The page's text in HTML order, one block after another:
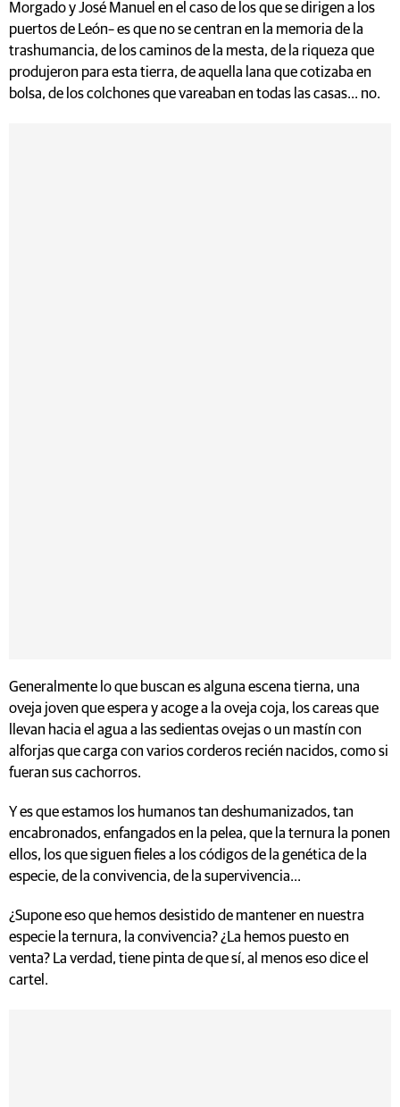
Morgado y José Manuel en el caso de los que se dirigen a los
puertos de León– es que no se centran en la memoria de la
trashumancia, de los caminos de la mesta, de la riqueza que
produjeron para esta tierra, de aquella lana que cotizaba en
bolsa, de los colchones que vareaban en todas las casas... no.
Generalmente lo que buscan es alguna escena tierna, una
oveja joven que espera y acoge a la oveja coja, los careas que
llevan hacia el agua a las sedientas ovejas o un mastín con
alforjas que carga con varios corderos recién nacidos, como si
fueran sus cachorros.
Y es que estamos los humanos tan deshumanizados, tan
encabronados, enfangados en la pelea, que la ternura la ponen
ellos, los que siguen fieles a los códigos de la genética de la
especie, de la convivencia, de la supervivencia...
¿Supone eso que hemos desistido de mantener en nuestra
especie la ternura, la convivencia? ¿La hemos puesto en
venta? La verdad, tiene pinta de que sí, al menos eso dice el
cartel.